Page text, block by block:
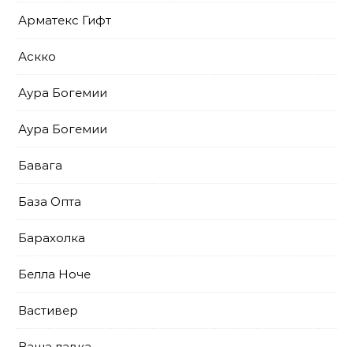
Арматекс Гифт
Аскко
Аура Богемии
Аура Богемии
Бавага
База Опта
Барахолка
Белла Ноче
Вастивер